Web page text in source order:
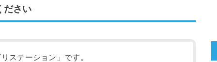
ださい
ステーション」です。